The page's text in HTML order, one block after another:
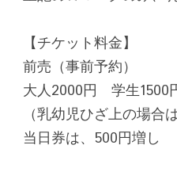
【チケット料金】
前売（事前予約）
大人2000円　学生1500
（乳幼児ひざ上の場合
当日券は、500円増し